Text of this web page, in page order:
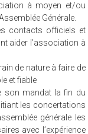
à moyen et/ou
Générale.
contacts officiels et
aider l’association à
de nature à faire de
et fiable
son mandat la fin du
les concertations
générale les
avec l’expérience